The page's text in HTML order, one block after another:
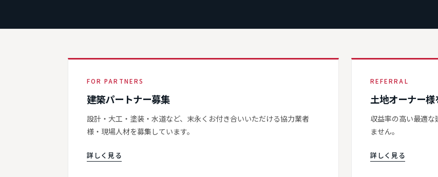
FOR PARTNERS
建築パートナー募集
設計・大工・塗装・水道など、末永くお付き合いいただける協力業者
様・現場人材を募集しています。
詳しく見る
REFERRAL
土地オーナー
収益率の高い最適
ません。
詳しく見る